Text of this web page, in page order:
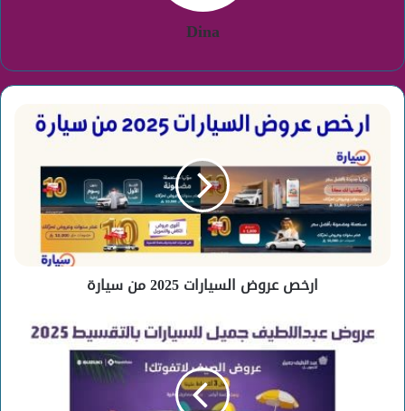
Dina
ارخص
عروض
السيارات
2025
سيارة
ارخص عروض السيارات 2025 من سيارة
عبداللطيف